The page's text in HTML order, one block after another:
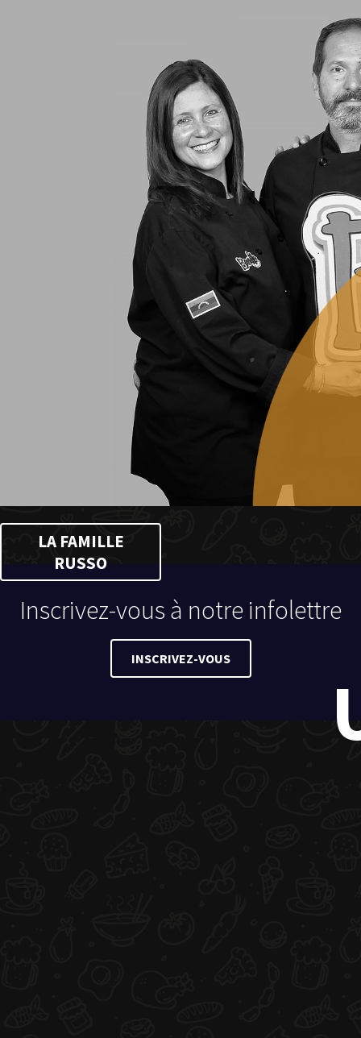
LA FAMILLE
RUSSO
Inscrivez-vous à notre infolettre
INSCRIVEZ-VOUS